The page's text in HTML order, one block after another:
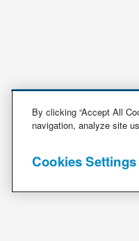
By clicking “Accept All
navigation, analyze site
Cookies Settings